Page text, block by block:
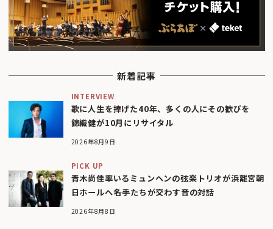
新着記事
INTERVIEW
歌に人生を捧げた40年、多くの人にその歓びを
錦織健が10月にリサイタル
2026年8月9日
PICK UP
青木尚佳率いるミュンヘンの弦楽トリオが浜離宮朝
日ホールへ――名手たちが交わす音の対話
2026年8月8日